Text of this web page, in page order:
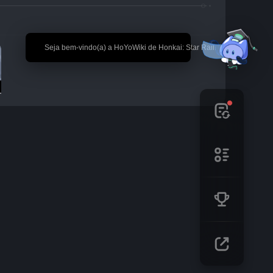
🎉 Seja bem-vindo(a) a HoYoWiki de Honkai: Star Rail!